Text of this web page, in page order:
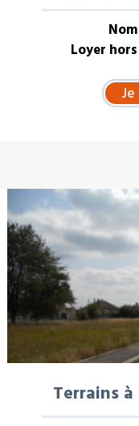
Loyer
Terrains à